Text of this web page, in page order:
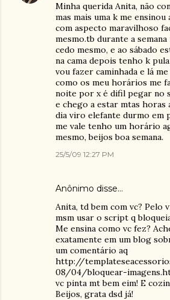
Minha querida Anita, não
mas mais uma k me
com aspecto maravilhoso
mesmo.tb durante a
cedo mesmo, e ao sábado
na cama depois tenho k
vou fazer caminhada e lá me
como os meu horários me
noite por x é difil pegar no
e chego a estar mtas horas
dia viro elefante durmo em
me vale tenho um horário
mesmo, beijos boa semana.
25/5/09 12:27 PM
Anônimo disse…
Anita, td bem com vc? Pelo
msm usar o script q
Me ensina como vc fez?
exatamente em um blog
um comentário aq
http://
08/04/bloquear-
vc pinta mt bem eim! E
Beijos, grata dsd já!